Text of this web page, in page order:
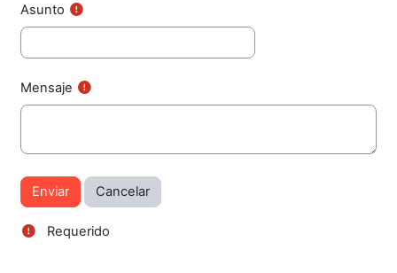
Asunto
Mensaje
Requerido